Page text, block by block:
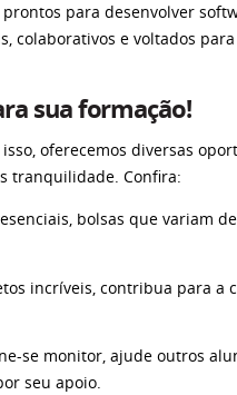
para desenvolver
colaborativos e voltados
sua formação!
oferecemos diversas
tranquilidade. Confira:
bolsas que variam
incríveis, contribua para a
se monitor, ajude outros
seu apoio.